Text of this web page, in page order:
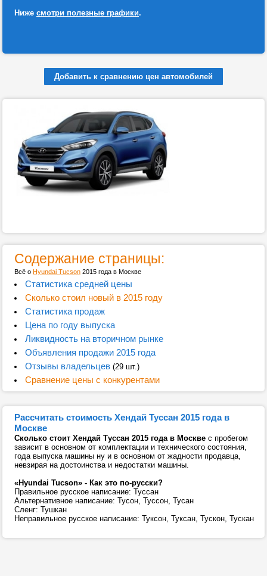
Ниже смотри полезные графики.
Добавить к сравнению цен автомобилей
Содержание страницы:
Всё о Hyundai Tucson 2015 года в Москве
Статистика средней цены
Сколько стоил новый в 2015 году
Статистика продаж
Цена по году выпуска
Ликвидность на вторичном рынке
Объявления продажи 2015 года
Отзывы владельцев(29 шт.)
Сравнение цены с конкурентами
Рассчитать стоимость Хендай Туссан 2015 года в
Москве
Сколько стоит Хендай Туссан 2015 года в Москве с пробегом
зависит в основном от комплектации и технического состояния,
года выпуска машины ну и в основном от жадности продавца,
невзирая на достоинства и недостатки машины.
«Hyundai Tucson» - Как это по-русски?
Правильное русское написание: Туссан
Альтернативное написание: Тусон, Туссон, Тусан
Сленг: Тушкан
Неправильное русское написание: Туксон, Туксан, Тускон, Тускан